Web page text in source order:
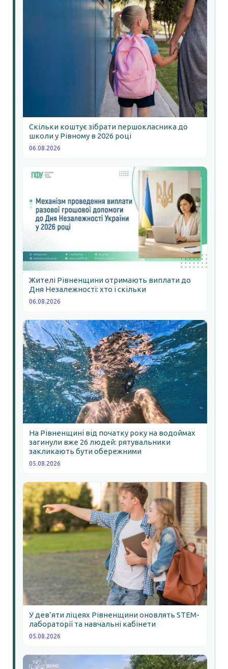
Скільки коштує зібрати першокласника до
школи у Рівному в 2026 році
06.08.2026
Жителі Рівненщини отримають виплати до
Дня Незалежності: хто і скільки
06.08.2026
На Рівненщині від початку року на водоймах
загинули вже 26 людей: рятувальники
закликають бути обережними
05.08.2026
У дев’яти ліцеях Рівненщини оновлять STEM-
лабораторії та навчальні кабінети
05.08.2026